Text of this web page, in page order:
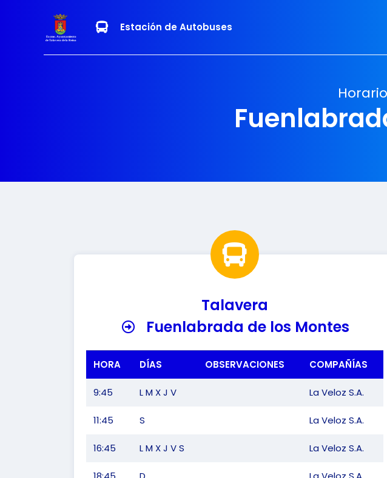
Excmo. Ayuntamiento
de Talavera de la Reina
Estación de Autobuses
Talavera
Fuenlabrada de los Montes
HORA DÍAS OBSERVACIONES COMPAÑÍAS
9:45 L M X J V La Veloz S.A.
11:45 S La Veloz S.A.
16:45 L M X J V S La Veloz S.A.